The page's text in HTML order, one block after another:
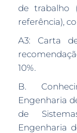
de trabalho
referência),
A3: Carta
10%.
B.
Engenharia
de
Engenharia